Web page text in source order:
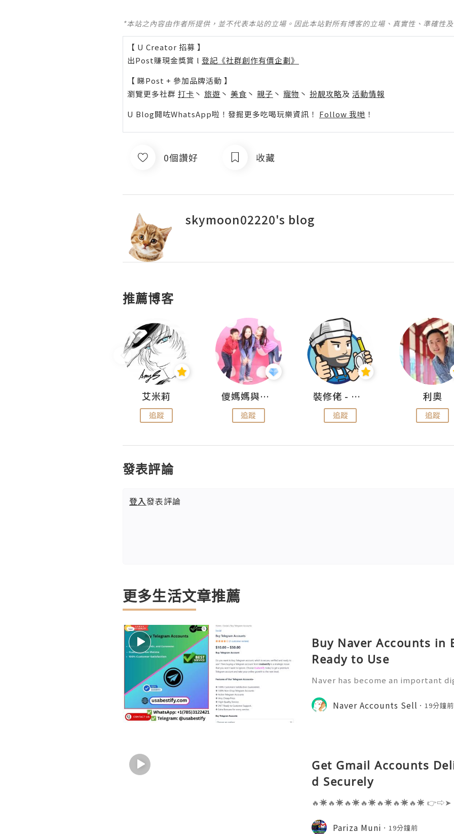
*本站之內容由作者所提供，並不代表本站的立場。因此本站對所有博客的立場、真實性、準確性
【 U Creator 招募 】
出Post賺現金獎賞 l 登記《社群創作有價企劃》
【 睇Post + 參加品牌活動 】
瀏覽更多社群 打卡 丶 旅遊 丶 美食 丶 親子 丶 寵物 丶 扮靚攻略及 活動情報
U Blog開咗WhatsApp啦！發掘更多吃喝玩樂資訊！ Follow 我哋 ！
0個讚好 收藏
skymoon02220's blog
推薦博客
艾米莉
追蹤
儍媽媽與兩隻小魔怪之家
追蹤
裝修佬 - 香港一站式網上裝修平台
追蹤
利奧
追蹤
發表評論
登入發表評論
更多生活文章推薦
Buy Naver Accounts in
Ready to Use
Naver has become an important
y participation. Understanding
can help individuals, educ
Naver Accounts Sell 19分鐘前
Get Gmail Accounts
d Securely
🔥☀️🔥☀️🔥☀️🔥☀️🔥☀️🔥☀️🔥☀️ 👉⇨➤
ail.com 👉⇨➤ Visit To Website:
Pariza Muni 19分鐘前